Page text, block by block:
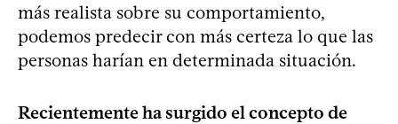
más realista sobre su comportamiento,
podemos predecir con más certeza lo que las
personas harían en determinada situación.
Recientemente ha surgido el concepto de